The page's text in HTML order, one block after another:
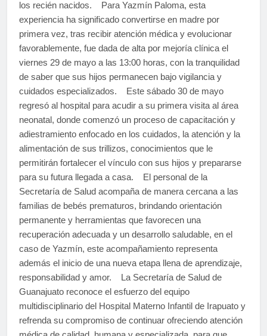
los recién nacidos. Para Yazmín Paloma, esta
experiencia ha significado convertirse en madre por
primera vez, tras recibir atención médica y evolucionar
favorablemente, fue dada de alta por mejoría clínica el
viernes 29 de mayo a las 13:00 horas, con la tranquilidad
de saber que sus hijos permanecen bajo vigilancia y
cuidados especializados. Este sábado 30 de mayo
regresó al hospital para acudir a su primera visita al área
neonatal, donde comenzó un proceso de capacitación y
adiestramiento enfocado en los cuidados, la atención y la
alimentación de sus trillizos, conocimientos que le
permitirán fortalecer el vínculo con sus hijos y prepararse
para su futura llegada a casa. El personal de la
Secretaría de Salud acompaña de manera cercana a las
familias de bebés prematuros, brindando orientación
permanente y herramientas que favorecen una
recuperación adecuada y un desarrollo saludable, en el
caso de Yazmín, este acompañamiento representa
además el inicio de una nueva etapa llena de aprendizaje,
responsabilidad y amor. La Secretaría de Salud de
Guanajuato reconoce el esfuerzo del equipo
multidisciplinario del Hospital Materno Infantil de Irapuato y
refrenda su compromiso de continuar ofreciendo atención